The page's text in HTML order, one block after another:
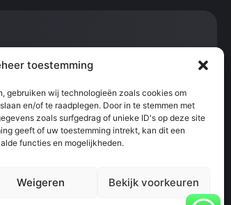
toestemming
gebruiken wij technologieën zoals cookies om
en/of te raadplegen. Door in te stemmen met
zoals surfgedrag of unieke ID's op deze site
geeft of uw toestemming intrekt, kan dit een
functies en mogelijkheden.
Weigeren Bekijk voorkeuren